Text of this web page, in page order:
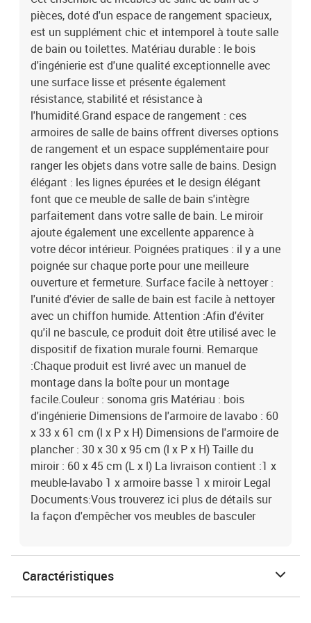
pièces, doté d'un espace de rangement spacieux,
est un supplément chic et intemporel à toute salle
de bain ou toilettes. Matériau durable : le bois
d'ingénierie est d'une qualité exceptionnelle avec
une surface lisse et présente également
résistance, stabilité et résistance à
l'humidité.Grand espace de rangement : ces
armoires de salle de bains offrent diverses options
de rangement et un espace supplémentaire pour
ranger les objets dans votre salle de bains. Design
élégant : les lignes épurées et le design élégant
font que ce meuble de salle de bain s'intègre
parfaitement dans votre salle de bain. Le miroir
ajoute également une excellente apparence à
votre décor intérieur. Poignées pratiques : il y a une
poignée sur chaque porte pour une meilleure
ouverture et fermeture. Surface facile à nettoyer :
l'unité d'évier de salle de bain est facile à nettoyer
avec un chiffon humide. Attention :Afin d'éviter
qu'il ne bascule, ce produit doit être utilisé avec le
dispositif de fixation murale fourni. Remarque
:Chaque produit est livré avec un manuel de
montage dans la boîte pour un montage
facile.Couleur : sonoma gris Matériau : bois
d'ingénierie Dimensions de l'armoire de lavabo : 60
x 33 x 61 cm (l x P x H) Dimensions de l'armoire de
plancher : 30 x 30 x 95 cm (l x P x H) Taille du
miroir : 60 x 45 cm (L x l) La livraison contient :1 x
meuble-lavabo 1 x armoire basse 1 x miroir Legal
Documents:Vous trouverez ici plus de détails sur
la façon d'empêcher vos meubles de basculer
Caractéristiques